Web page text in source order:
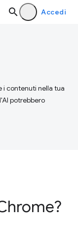
Accedi
i contenuti nella tua
potrebbero